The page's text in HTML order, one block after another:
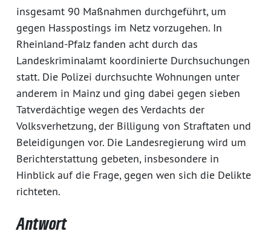
insgesamt 90 Maßnahmen durchgeführt, um
gegen Hasspostings im Netz vorzugehen. In
Rheinland-Pfalz fanden acht durch das
Landeskriminalamt koordinierte Durchsuchungen
statt. Die Polizei durchsuchte Wohnungen unter
anderem in Mainz und ging dabei gegen sieben
Tatverdächtige wegen des Verdachts der
Volksverhetzung, der Billigung von Straftaten und
Beleidigungen vor. Die Landesregierung wird um
Berichterstattung gebeten, insbesondere in
Hinblick auf die Frage, gegen wen sich die Delikte
richteten.
Antwort